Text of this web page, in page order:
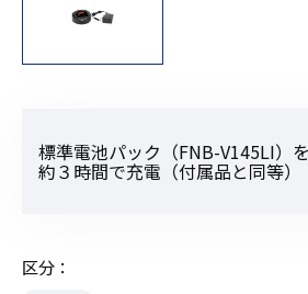
標準電池パック（FNB-V145LI）を
約３時間で充電（付属品と同等）
区分